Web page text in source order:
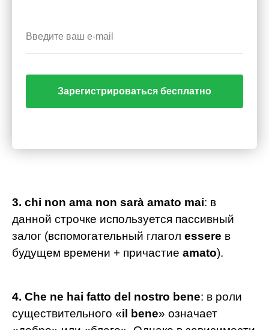
Зарегистрироваться бесплатно
3. chi non ama non sarà amato mai: в
данной строчке используется пассивный
залог (вспомогательный глагол essere в
будущем времени + причастие amato).
4. Che ne hai fatto del nostro bene: в роли
существительного «il bene» означает